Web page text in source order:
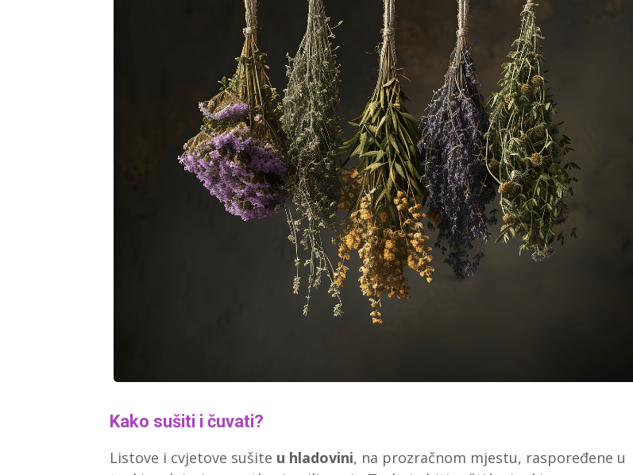
Kako sušiti i čuvati?
Listove i cvjetove sušite u hladovini, na prozračnom mjestu, raspoređene u